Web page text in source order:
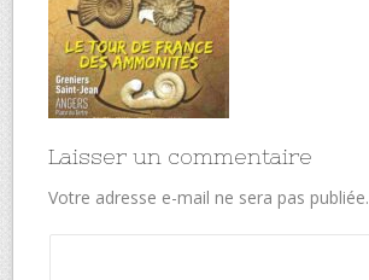
Laisser un commentaire
Votre adresse e-mail ne sera pas publiée.